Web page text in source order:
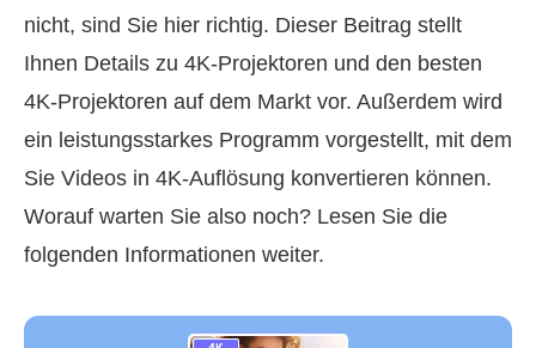
nicht, sind Sie hier richtig. Dieser Beitrag stellt
Ihnen Details zu 4K‑Projektoren und den besten
4K‑Projektoren auf dem Markt vor. Außerdem wird
ein leistungsstarkes Programm vorgestellt, mit dem
Sie Videos in 4K‑Auflösung konvertieren können.
Worauf warten Sie also noch? Lesen Sie die
folgenden Informationen weiter.